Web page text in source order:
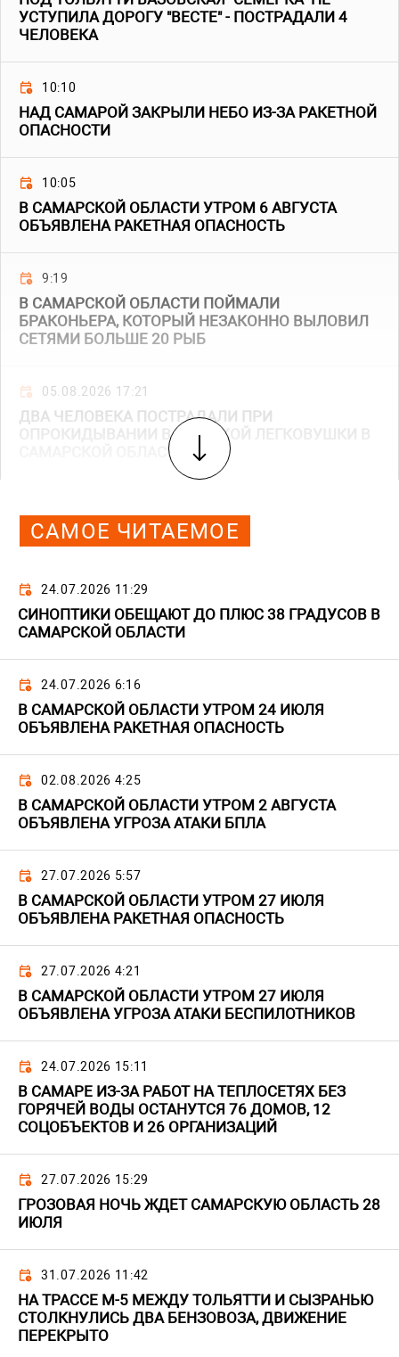
УСТУПИЛА ДОРОГУ "ВЕСТЕ" - ПОСТРАДАЛИ 4
ЧЕЛОВЕКА
10:10
НАД САМАРОЙ ЗАКРЫЛИ НЕБО ИЗ-ЗА РАКЕТНОЙ
ОПАСНОСТИ
10:05
В САМАРСКОЙ ОБЛАСТИ УТРОМ 6 АВГУСТА
ОБЪЯВЛЕНА РАКЕТНАЯ ОПАСНОСТЬ
9:19
В САМАРСКОЙ ОБЛАСТИ ПОЙМАЛИ
БРАКОНЬЕРА, КОТОРЫЙ НЕЗАКОННО ВЫЛОВИЛ
СЕТЯМИ БОЛЬШЕ 20 РЫБ
05.08.2026 17:21
ДВА ЧЕЛОВЕКА ПОСТРАДАЛИ ПРИ
ОПРОКИДЫВАНИИ ВАЗОВСКОЙ ЛЕГКОВУШКИ В
САМАРСКОЙ ОБЛАСТИ
САМОЕ ЧИТАЕМОЕ
24.07.2026 11:29
СИНОПТИКИ ОБЕЩАЮТ ДО ПЛЮС 38 ГРАДУСОВ В
САМАРСКОЙ ОБЛАСТИ
24.07.2026 6:16
В САМАРСКОЙ ОБЛАСТИ УТРОМ 24 ИЮЛЯ
ОБЪЯВЛЕНА РАКЕТНАЯ ОПАСНОСТЬ
02.08.2026 4:25
В САМАРСКОЙ ОБЛАСТИ УТРОМ 2 АВГУСТА
ОБЪЯВЛЕНА УГРОЗА АТАКИ БПЛА
27.07.2026 5:57
В САМАРСКОЙ ОБЛАСТИ УТРОМ 27 ИЮЛЯ
ОБЪЯВЛЕНА РАКЕТНАЯ ОПАСНОСТЬ
27.07.2026 4:21
В САМАРСКОЙ ОБЛАСТИ УТРОМ 27 ИЮЛЯ
ОБЪЯВЛЕНА УГРОЗА АТАКИ БЕСПИЛОТНИКОВ
24.07.2026 15:11
В САМАРЕ ИЗ-ЗА РАБОТ НА ТЕПЛОСЕТЯХ БЕЗ
ГОРЯЧЕЙ ВОДЫ ОСТАНУТСЯ 76 ДОМОВ, 12
СОЦОБЪЕКТОВ И 26 ОРГАНИЗАЦИЙ
27.07.2026 15:29
ГРОЗОВАЯ НОЧЬ ЖДЕТ САМАРСКУЮ ОБЛАСТЬ 28
ИЮЛЯ
31.07.2026 11:42
НА ТРАССЕ М-5 МЕЖДУ ТОЛЬЯТТИ И СЫЗРАНЬЮ
СТОЛКНУЛИСЬ ДВА БЕНЗОВОЗА, ДВИЖЕНИЕ
ПЕРЕКРЫТО